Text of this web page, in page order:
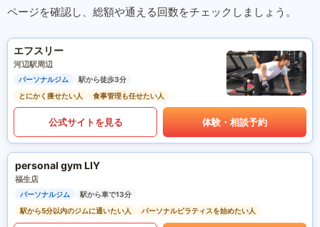
ページを確認し、総額や通える回数をチェックしましょう。
エフスリー
河辺駅周辺
パーソナルジム
駅から徒歩3分
とにかく痩せたい人
食事管理も任せたい人
公式サイトを見る 体験・相談予約
personal gym LIY
福生店
パーソナルジム
駅から車で13分
駅から5分以内のジムに通いたい人
パーソナルピラティスを始めたい人